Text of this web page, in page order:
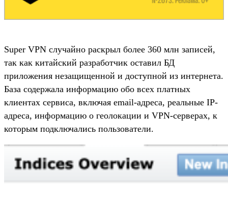
Super VPN случайно раскрыл более 360 млн записей,
так как китайский разработчик оставил БД
приложения незащищенной и доступной из интернета.
База содержала информацию обо всех платных
клиентах сервиса, включая email-адреса, реальные IP-
адреса, информацию о геолокации и VPN-серверах, к
которым подключались пользователи.